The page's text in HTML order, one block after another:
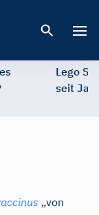
Lego
seit
„von